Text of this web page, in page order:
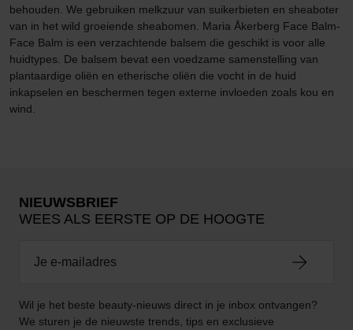
behouden. We gebruiken melkzuur van suikerbieten en sheaboter
van in het wild groeiende sheabomen. Maria Åkerberg Face Balm-
Face Balm is een verzachtende balsem die geschikt is voor alle
huidtypes. De balsem bevat een voedzame samenstelling van
plantaardige oliën en etherische oliën die vocht in de huid
inkapselen en beschermen tegen externe invloeden zoals kou en
wind.
NIEUWSBRIEF
WEES ALS EERSTE OP DE HOOGTE
Wil je het beste beauty-nieuws direct in je inbox ontvangen?
We sturen je de nieuwste trends, tips en exclusieve